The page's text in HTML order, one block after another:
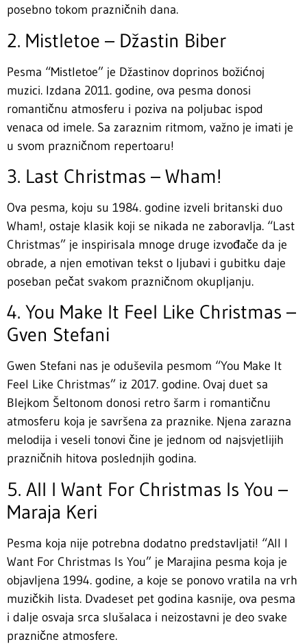
posebno tokom prazničnih dana.
2. Mistletoe – Džastin Biber
Pesma “Mistletoe” je Džastinov doprinos božićnoj
muzici. Izdana 2011. godine, ova pesma donosi
romantičnu atmosferu i poziva na poljubac ispod
venaca od imele. Sa zaraznim ritmom, važno je imati je
u svom prazničnom repertoaru!
3. Last Christmas – Wham!
Ova pesma, koju su 1984. godine izveli britanski duo
Wham!, ostaje klasik koji se nikada ne zaboravlja. “Last
Christmas” je inspirisala mnoge druge izvođače da je
obrade, a njen emotivan tekst o ljubavi i gubitku daje
poseban pečat svakom prazničnom okupljanju.
4. You Make It Feel Like Christmas –
Gven Stefani
Gwen Stefani nas je oduševila pesmom “You Make It
Feel Like Christmas” iz 2017. godine. Ovaj duet sa
Blejkom Šeltonom donosi retro šarm i romantičnu
atmosferu koja je savršena za praznike. Njena zarazna
melodija i veseli tonovi čine je jednom od najsvjetlijih
prazničnih hitova poslednjih godina.
5. All I Want For Christmas Is You –
Maraja Keri
Pesma koja nije potrebna dodatno predstavljati! “All I
Want For Christmas Is You” je Marajina pesma koja je
objavljena 1994. godine, a koje se ponovo vratila na vrh
muzičkih lista. Dvadeset pet godina kasnije, ova pesma
i dalje osvaja srca slušalaca i neizostavni je deo svake
praznične atmosfere.